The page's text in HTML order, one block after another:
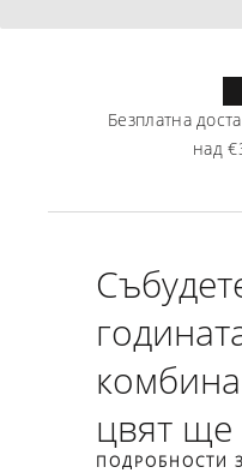
Безплатна
над
цвят ще
ПОДРОБНОСТИ